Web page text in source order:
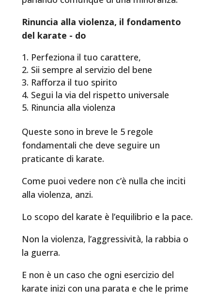
Rinuncia alla violenza, il fondamento
del karate - do
Perfeziona il tuo carattere,
Sii sempre al servizio del bene
Rafforza il tuo spirito
Segui la via del rispetto universale
Rinuncia alla violenza
Queste sono in breve le 5 regole
fondamentali che deve seguire un
praticante di karate.
Come puoi vedere non c’è nulla che inciti
alla violenza, anzi.
Lo scopo del karate è l’equilibrio e la pace.
Non la violenza, l’aggressività, la rabbia o
la guerra.
E non è un caso che ogni esercizio del
karate inizi con una parata e che le prime